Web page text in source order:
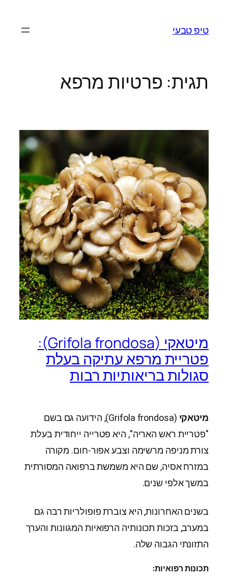
טיפ טבעי
תגית: פרטיות מרפא
מיטאקי (Grifola frondosa):
פטריית מרפא עתיקה בעלת
סגולות בריאותיות רבות
מיטאקי
(Grifola frondosa), הידועה גם בשם
"פטריית ראש האריה", היא פטרייה ייחודית בעלת
צורת מניפה מרשימה וצבע אפור-חום. מקורה
במזרח אסיה, שם היא משמשת ברפואה המסורתית
במשך אלפי שנים.
בשנים האחרונות, היא צוברת פופולריות רבה גם
במערב, בזכות תכונותיה הרפואיות המגוונות והערך
התזונתי הגבוה שלה.
תכונות רפואיות: